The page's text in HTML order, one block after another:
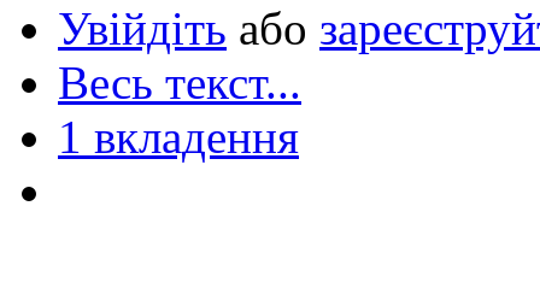
Увійдіть або
Весь текст...
1 вкладення